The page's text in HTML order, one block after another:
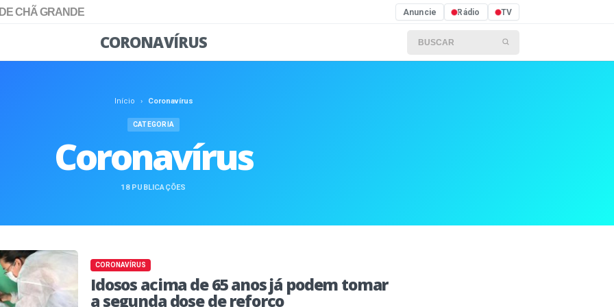
CHÃ GRANDE Anuncie Rádio TV
CORONAVÍRUS Buscar por:
Início › Coronavírus
CATEGORIA
Coronavírus
18 PUBLICAÇÕES
CORONAVÍRUS
Idosos acima de 65 anos já podem tomar
a segunda dose de reforço